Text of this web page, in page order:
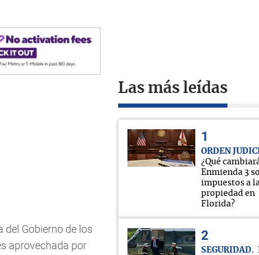
Gobierno de los
aprovechada por
Las más leídas
ORDEN
¿Qué
Enmienda 3
impuestos a
propiedad en
Florida?
SEGURIDAD